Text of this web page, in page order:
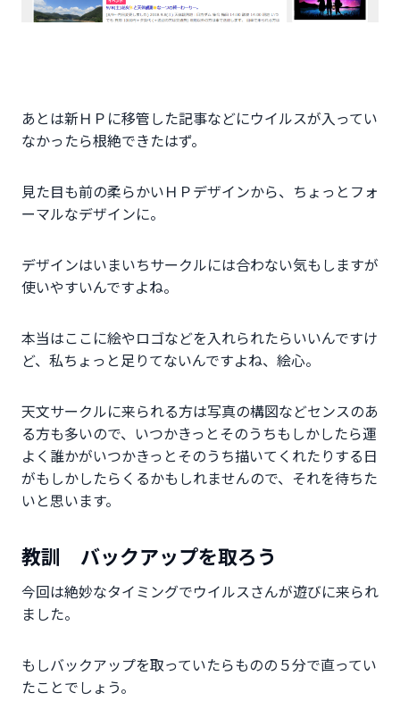
あとは新ＨＰに移管した記事などにウイルスが入ってい
なかったら根絶できたはず。
見た目も前の柔らかいＨＰデザインから、ちょっとフォ
ーマルなデザインに。
デザインはいまいちサークルには合わない気もしますが
使いやすいんですよね。
本当はここに絵やロゴなどを入れられたらいいんですけ
ど、私ちょっと足りてないんですよね、絵心。
天文サークルに来られる方は写真の構図などセンスのあ
る方も多いので、いつかきっとそのうちもしかしたら運
よく誰かがいつかきっとそのうち描いてくれたりする日
がもしかしたらくるかもしれませんので、それを待ちた
いと思います。
教訓 バックアップを取ろう
今回は絶妙なタイミングでウイルスさんが遊びに来られ
ました。
もしバックアップを取っていたらものの５分で直ってい
たことでしょう。